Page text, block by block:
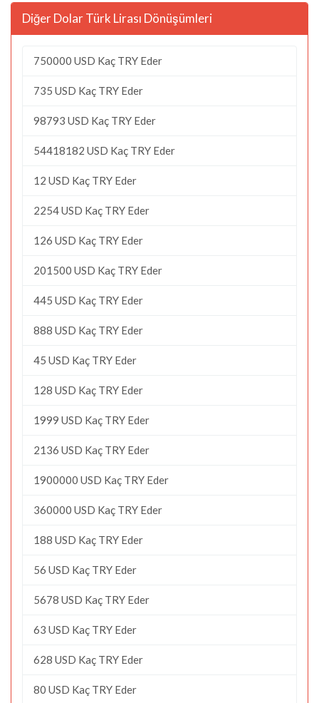
Diğer Dolar Türk Lirası Dönüşümleri
750000 USD Kaç TRY Eder
735 USD Kaç TRY Eder
98793 USD Kaç TRY Eder
54418182 USD Kaç TRY Eder
12 USD Kaç TRY Eder
2254 USD Kaç TRY Eder
126 USD Kaç TRY Eder
201500 USD Kaç TRY Eder
445 USD Kaç TRY Eder
888 USD Kaç TRY Eder
45 USD Kaç TRY Eder
128 USD Kaç TRY Eder
1999 USD Kaç TRY Eder
2136 USD Kaç TRY Eder
1900000 USD Kaç TRY Eder
360000 USD Kaç TRY Eder
188 USD Kaç TRY Eder
56 USD Kaç TRY Eder
5678 USD Kaç TRY Eder
63 USD Kaç TRY Eder
628 USD Kaç TRY Eder
80 USD Kaç TRY Eder